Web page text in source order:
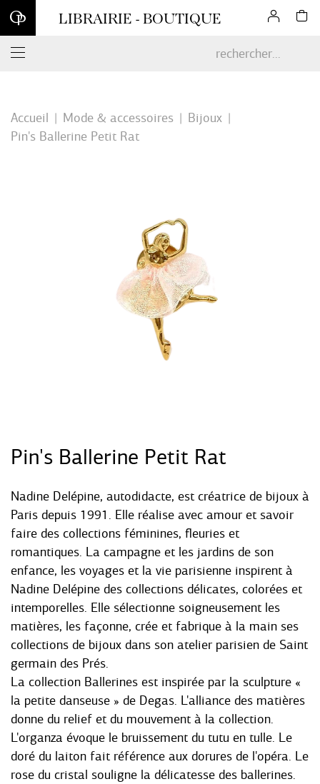
Inscrivez-vous à notre newsletter et profitez d'une remise de 10
% sur votre première commande en ligne*
LIBRAIRIE - BOUTIQUE
Accueil Mode & accessoires
Bijoux
Pin's Ballerine Petit Rat
Pin's Ballerine Petit Rat
Nadine Delépine, autodidacte, est créatrice de bijoux à
Paris depuis 1991. Elle réalise avec amour et savoir
faire des collections féminines, fleuries et
romantiques. La campagne et les jardins de son
enfance, les voyages et la vie parisienne inspirent à
Nadine Delépine des collections délicates, colorées et
intemporelles. Elle sélectionne soigneusement les
matières, les façonne, crée et fabrique à la main ses
collections de bijoux dans son atelier parisien de Saint
germain des Prés.
La collection Ballerines est inspirée par la sculpture «
la petite danseuse » de Degas. L'alliance des matières
donne du relief et du mouvement à la collection.
L'organza évoque le bruissement du tutu en tulle. Le
doré du laiton fait référence aux dorures de l'opéra. Le
rose du cristal souligne la délicatesse des ballerines.